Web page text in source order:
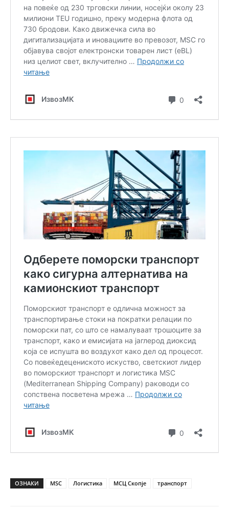
ОЗНАКИ MSC Логистика МСЦ Скопје транспорт